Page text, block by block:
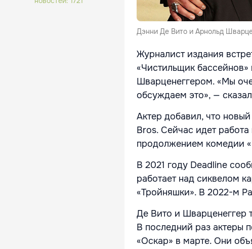
Дэнни Де Вито и Арнольд
Журналист издания
«Чистильщик
Шварценеггером. «Мы
обсуждаем это», —
Актер добавил, что
Bros. Сейчас идет
продолжением комедии
В 2021 году Deadline
работает над сиквелом
«Тройняшки». В 2022-м
Де Вито и Шварценеггер
В последний раз актеры
«Оскар» в марте. Они